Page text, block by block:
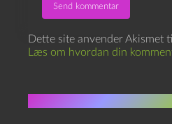
Dette site anvender Akismet
Læs om hvordan din